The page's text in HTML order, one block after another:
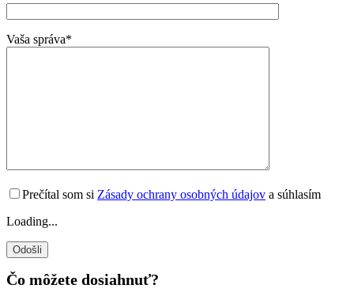
Vaša správa*
Prečítal som si Zásady ochrany osobných údajov a súhlasím
Loading...
Čo môžete dosiahnuť?